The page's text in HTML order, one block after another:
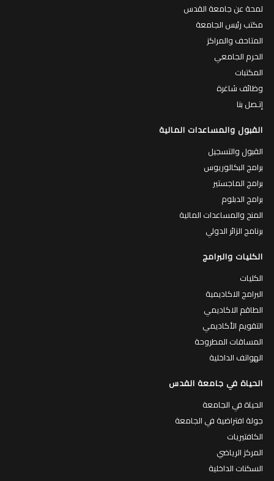
لمحة عن جامعة القدس
مكتب رئيس الجامعة
المتاحف والمراكز
الحرم الجامعي
المكتبات
وظائف شاغرة
إتـصل بنا
القبول والمساعدات المالية
القبول والتسجيل
برامج البكالوريوس
برامج الماجستير
برامج الدبلوم
المنح والمساعدات المالية
برنامج الزائر الدولي
الكليات والبرامج
الكليات
البرامج الاكاديمية
الطاقم الاكاديمي
التقويم الأكاديمي
المساقات المطروحة
الهواتف الداخلية
الحياة في جامعة القدس
الحياة في الجامعة
جولة افتراضية في الجامعة
الكافتيريات
المركز الرياضي
السكنات الداخلية